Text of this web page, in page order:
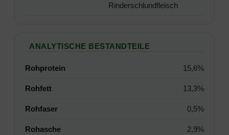
Rinderschlundfleisch
ANALYTISCHE BESTANDTEILE
Rohprotein 15,6%
Rohfett 13,3%
Rohfaser 0,5%
Rohasche 2,9%